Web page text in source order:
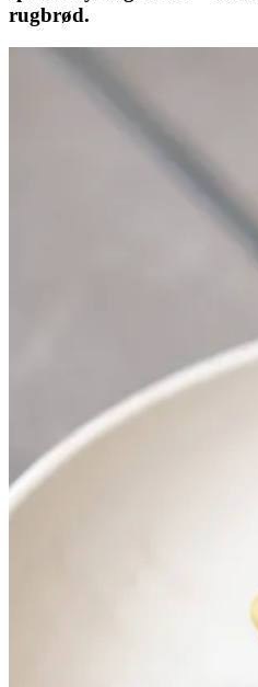
rugbrød.